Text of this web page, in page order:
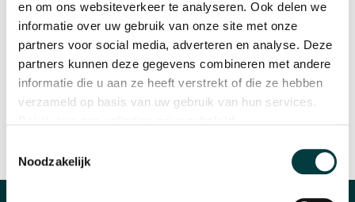
en om ons websiteverkeer te analyseren. Ook delen we
informatie over uw gebruik van onze site met onze
partners voor social media, adverteren en analyse. Deze
partners kunnen deze gegevens combineren met andere
informatie die u aan ze heeft verstrekt of die ze hebben
verzameld op basis van uw gebruik van hun services.
Noodzakelijk
WINKEL IN NIJMEGEN OFFICIEEL VERKOOPPUNT
SNELLE REACTIE INRUILEN HORLOGE